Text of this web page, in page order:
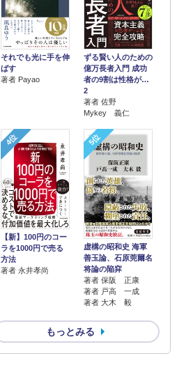
それでも光に手を伸
ばす
著者 Payao
ずる賢い人のための
億万長者入門 成功
者の9割は性格が…
2
著者 佐野
Mykey 義仁
4位
【新】100円のコー
ラを1000円で売る
方法
著者 永井孝尚
5位
虚構の昭和史 海軍
善玉論、石原莞爾名
将論の陥穽
著者 保阪 正康
著者 戸高 一成
著者 大木 毅
もっとみる